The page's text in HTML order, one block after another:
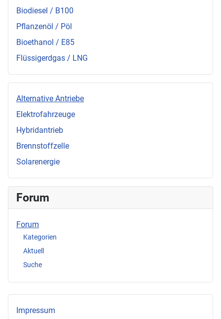
Biodiesel / B100
Pflanzenöl / Pöl
Bioethanol / E85
Flüssigerdgas / LNG
Alternative Antriebe
Elektrofahrzeuge
Hybridantrieb
Brennstoffzelle
Solarenergie
Forum
Forum
Kategorien
Aktuell
Suche
Impressum